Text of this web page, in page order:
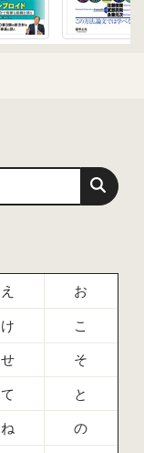
え お
け こ
せ そ
て と
ね の